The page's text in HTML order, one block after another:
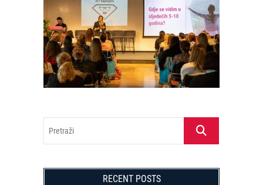
Pretraži
RECENT POSTS